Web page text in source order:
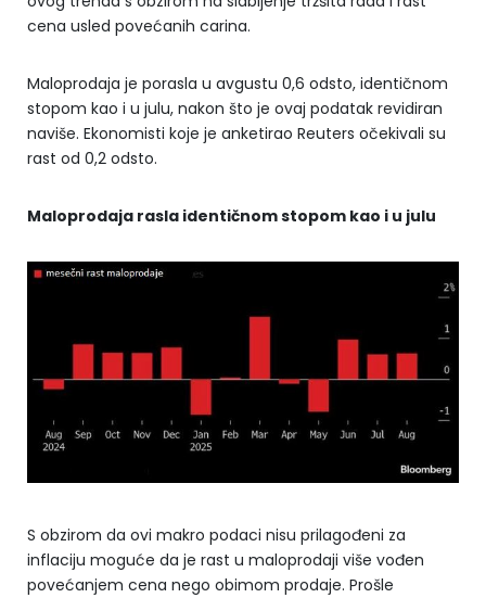
cena usled povećanih carina.
Maloprodaja je porasla u avgustu 0,6 odsto, identičnom
stopom kao i u julu, nakon što je ovaj podatak revidiran
naviše. Ekonomisti koje je anketirao Reuters očekivali su
rast od 0,2 odsto.
Maloprodaja rasla identičnom stopom kao i u julu
S obzirom da ovi makro podaci nisu prilagođeni za
inflaciju moguće da je rast u maloprodaji više vođen
povećanjem cena nego obimom prodaje. Prošle